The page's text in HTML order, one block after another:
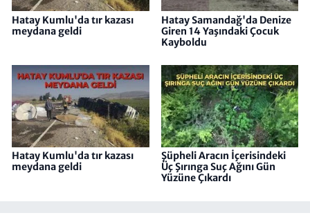
Hatay Kumlu'da tır kazası
meydana geldi
Hatay Samandağ'da Denize
Giren 14 Yaşındaki Çocuk
Kayboldu
Hatay Kumlu'da tır kazası
meydana geldi
Şüpheli Aracın İçerisindeki
Üç Şırınga Suç Ağını Gün
Yüzüne Çıkardı